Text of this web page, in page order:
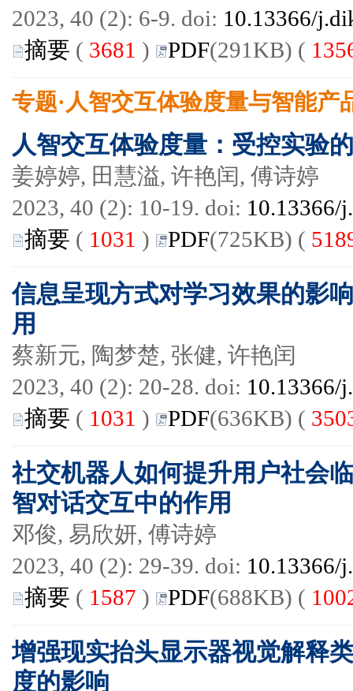
2023, 40 (2): 6-9. doi: 10.13366/
摘要 ( 3681 ) PDF(291KB) (
专题·人智交互体验度量与智能产
人智交互体验度量：受控实验
姜婷婷, 田慧溢, 许艳闰, 傅诗婷
2023, 40 (2): 10-19. doi: 10.13366/
摘要 ( 1031 ) PDF(725KB) (
信息呈现方式对学习效果的影
用
蔡新元, 陶梦楚, 张健, 许艳闰
2023, 40 (2): 20-28. doi: 10.13366/
摘要 ( 1031 ) PDF(636KB) (
社交机器人如何提升用户社会
智对话交互中的作用
邓俊, 易欣妍, 傅诗婷
2023, 40 (2): 29-39. doi: 10.13366/
摘要 ( 1587 ) PDF(688KB) (
增强现实抬头显示器视觉解释
度的影响